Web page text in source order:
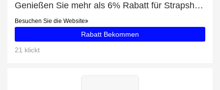
Genießen Sie mehr als 6% Rabatt für Strapshalter-String Plus Size
Besuchen Sie die Website
Rabatt Bekommen
21 klickt